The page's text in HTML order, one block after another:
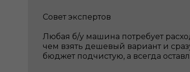
Совет экспертов
Любая б/у машина потребует
чем взять дешевый вариант и
бюджет подчистую, а всегда